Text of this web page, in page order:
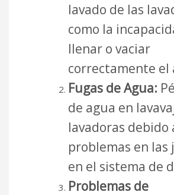
lavado de las
como la
llenar o vaciar
correctamente el
Fugas de Agua:
de agua en
lavadoras debido
problemas en las
en el sistema de
Problemas de